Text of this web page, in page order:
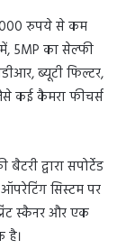
रुपये से कम
5MP का सेल्फी
ब्यूटी फिल्टर,
कई कैमरा फीचर्स
द्वारा सपोर्टेड
सिस्टम पर
स्कैनर और एक
है।